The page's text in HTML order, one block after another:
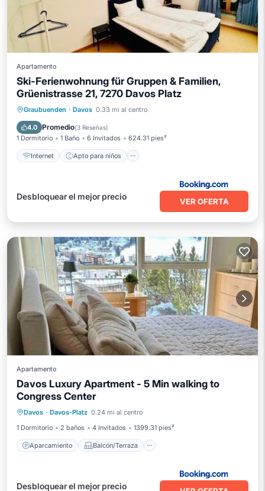
Apartamento
Ski-Ferienwohnung für Gruppen & Familien,
Grüenistrasse 21, 7270 Davos Platz
Graubuenden · Davos 0.33 mi al centro
4.0 Promedio(3 Reseñas)
1 Dormitorio 1 Baño 6 Invitados 624.31 pies²
Internet Apto para niños
Internet
Apto para niños
Seguridad/Protección
Desbloquear el mejor precio
VER OFERTA
Apartamento
Davos Luxury Apartment - 5 Min walking to
Congress Center
Davos · Davos-Platz 0.24 mi al centro
1 Dormitorio
2 baños 4 Invitados 1399.31 pies²
Aparcamiento Balcón/Terraza
Aparcamiento
Internet
Accesibilidad
Desbloquear el mejor precio